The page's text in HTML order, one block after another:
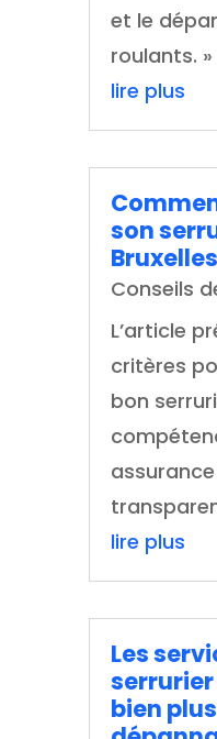
et le
roulants. »
lire plus
son
Conseils
L’article
critères
bon
lire plus
Les
serrurier
bien